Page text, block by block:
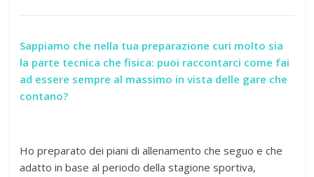
Sappiamo che nella tua preparazione curi molto sia
la parte tecnica che fisica: puoi raccontarci come fai
ad essere sempre al massimo in vista delle gare che
contano?
Ho preparato dei piani di allenamento che seguo e che
adatto in base al periodo della stagione sportiva,